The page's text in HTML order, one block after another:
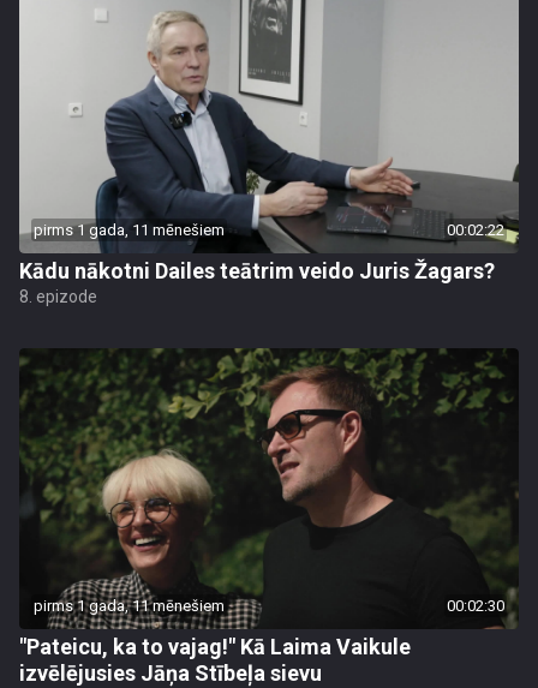
pirms 1 gada, 11 mēnešiem 00:02:22
Kādu nākotni Dailes teātrim veido Juris Žagars?
8. epizode
pirms 1 gada, 11 mēnešiem 00:02:30
"Pateicu, ka to vajag!" Kā Laima Vaikule
izvēlējusies Jāņa Stībeļa sievu